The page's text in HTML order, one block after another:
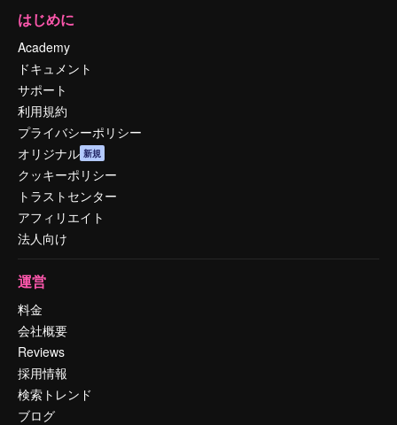
はじめに
Academy
ドキュメント
サポート
利用規約
プライバシーポリシー
オリジナル 新規
クッキーポリシー
トラストセンター
アフィリエイト
法人向け
運営
料金
会社概要
Reviews
採用情報
検索トレンド
ブログ